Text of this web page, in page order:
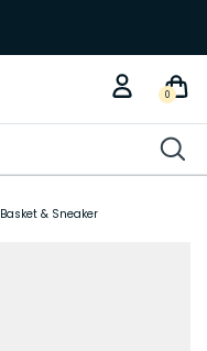
0
Basket & Sneaker